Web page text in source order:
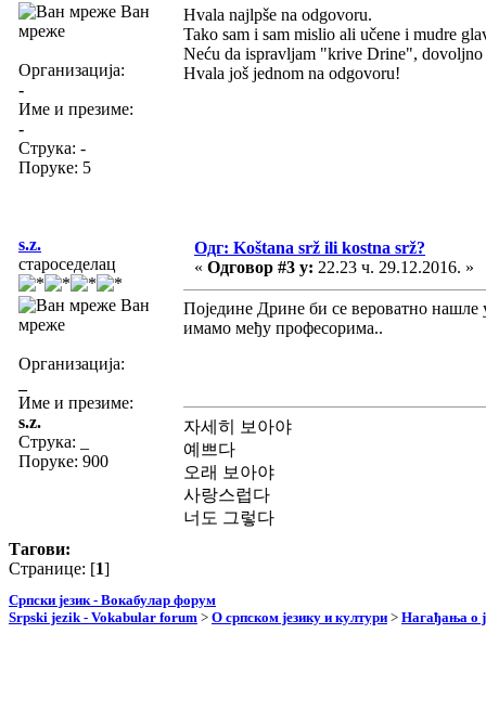
Ван
мреже
Организација:
-
Име и презиме:
-
Струка: -
Поруке: 5
Hvala najlpše na odgovoru.
Tako sam i sam mislio ali učene i mudre
Neću da ispravljam "krive Drine", dovoljno
Hvala još jednom na odgovoru!
s.z.
староседелац
Ван
мреже
Организација:
Име и презиме:
s.z.
Струка:
Поруке: 900
Одг: Koštana srž ili kostna srž?
« Одговор #3 у: 22.23 ч. 29.12.2016. »
Поједине Дрине би се вероватно нашле
имамо међу професорима..
자세히 보아야
예쁘다
오래 보아야
사랑스럽다
너도 그렇다
Тагови:
Странице: [1]
Српски језик - Вокабулар форум
Srpski jezik - Vokabular forum > О српском језику и култури > Нагађања о